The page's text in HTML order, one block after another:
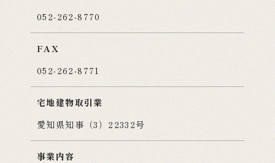
不動産の売却・購入
オフィスリノベーション
052-262-8770
FAX
052-262-8771
宅地建物取引業
愛知県知事（3）22332号
事業内容